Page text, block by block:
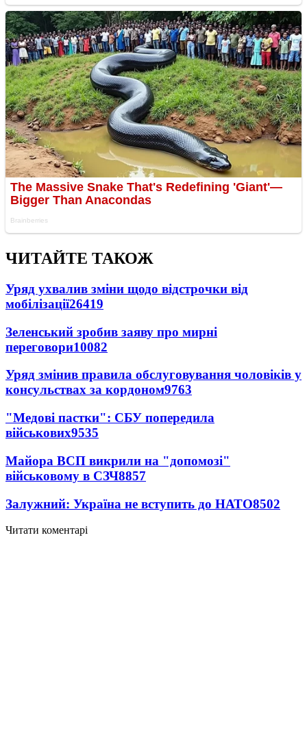
ЧИТАЙТЕ ТАКОЖ
Уряд ухвалив зміни щодо відстрочки від
мобілізації26419
Зеленський зробив заяву про мирні
переговори10082
Уряд змінив правила обслуговування чоловіків у
консульствах за кордоном9763
"Медові пастки": СБУ попередила
військових9535
Майора ВСП викрили на "допомозі"
військовому в СЗЧ8857
Залужний: Україна не вступить до НАТО8502
Читати коментарі